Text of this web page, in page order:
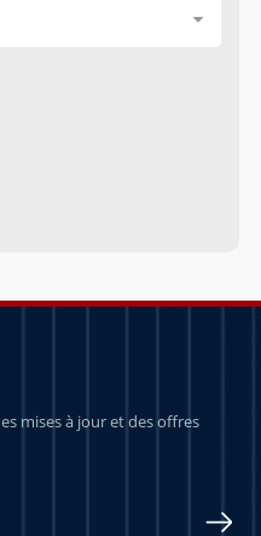
mises à jour et des offres